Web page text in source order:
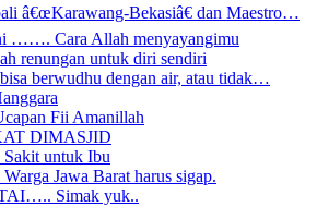
â€œKarawang-Bekasiâ€ dan Maestro…
……. Cara Allah menyayangimu
renungan untuk diri sendiri
berwudhu dengan air, atau tidak…
Fii Amanillah
DIMASJID
Sakit untuk Ibu
Jawa Barat harus sigap.
Simak yuk..